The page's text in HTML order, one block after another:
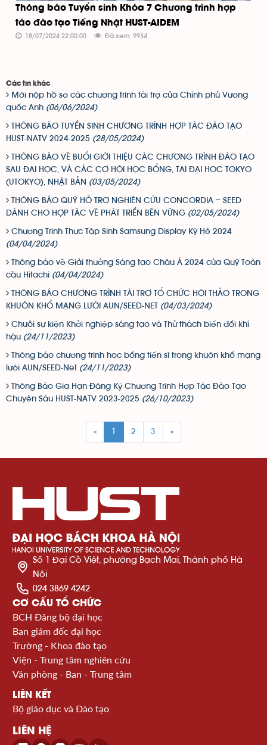
Thông báo Tuyển sinh Khóa 7 Chương trình hợp
tác đào tạo Tiếng Nhật HUST-AIDEM
18/07/2024 22:00:00 Đã xem: 9934
Các tin khác
Mời nộp hồ sơ các chương trình tài trợ của Chính phủ Vương
quốc Anh (06/06/2024)
THÔNG BÁO TUYỂN SINH CHƯƠNG TRÌNH HỢP TÁC ĐÀO TẠO
HUST-NATV 2024-2025 (28/05/2024)
THÔNG BÁO VỀ BUỔI GIỚI THIỆU CÁC CHƯƠNG TRÌNH ĐÀO TẠO
SAU ĐẠI HỌC, VÀ CÁC CƠ HỘI HỌC BỔNG, TẠI ĐẠI HỌC TOKYO
(UTOKYO), NHẬT BẢN (03/05/2024)
THÔNG BÁO QUỸ HỖ TRỢ NGHIÊN CỨU CONCORDIA – SEED
DÀNH CHO HỢP TÁC VỀ PHÁT TRIỂN BỀN VỮNG (02/05/2024)
Chương Trình Thực Tập Sinh Samsung Display Kỳ Hè 2024
(04/04/2024)
Thông báo về Giải thưởng Sáng tạo Châu Á 2024 của Quỹ Toàn
cầu Hitachi (04/04/2024)
THÔNG BÁO CHƯƠNG TRÌNH TÀI TRỢ TỔ CHỨC HỘI THẢO TRONG
KHUÔN KHỔ MẠNG LƯỚI AUN/SEED-NET (04/03/2024)
Chuỗi sự kiện Khởi nghiệp sáng tạo và Thử thách biến đổi khí
hậu (24/11/2023)
Thông báo chương trình học bổng tiến sĩ trong khuôn khổ mạng
lưới AUN/SEED-Net (24/11/2023)
Thông Báo Gia Hạn Đăng Ký Chương Trình Hợp Tác Đào Tạo
Chuyên Sâu HUST-NATV 2023-2025 (26/10/2023)
« 1 2 3 »
Số 1 Đại Cồ Việt, phường Bạch Mai, Thành phố Hà
Nội
024 3869 4242
CƠ CẤU TỔ CHỨC
BCH Đảng bộ đại học
Ban giám đốc đại học
Trường - Khoa đào tạo
Viện - Trung tâm nghiên cứu
Văn phòng - Ban - Trung tâm
LIÊN KẾT
Bộ giáo dục và Đào tạo
LIÊN HỆ